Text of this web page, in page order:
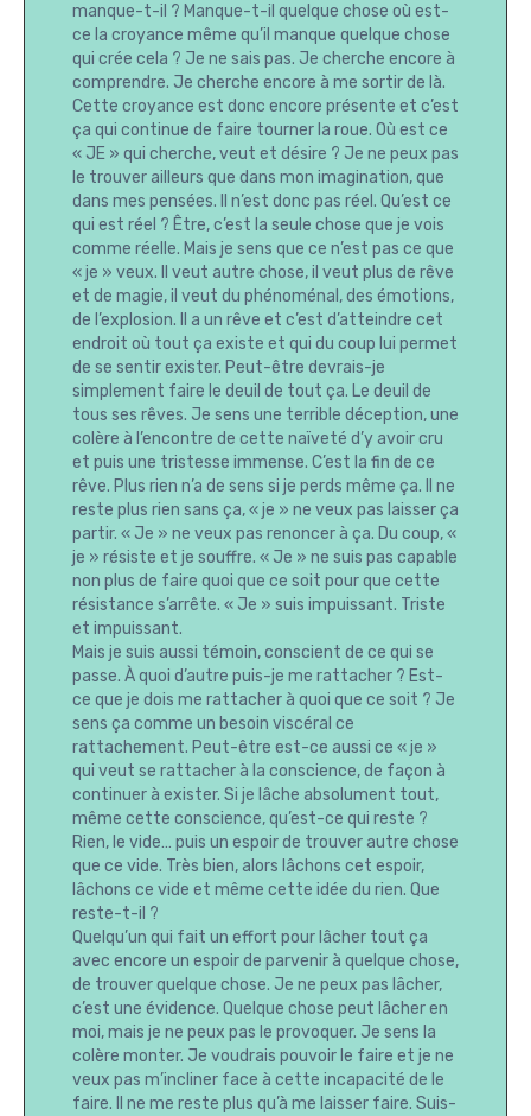
manque-t-il ? Manque-t-il quelque chose où est-
ce la croyance même qu’il manque quelque chose
qui crée cela ? Je ne sais pas. Je cherche encore à
comprendre. Je cherche encore à me sortir de là.
Cette croyance est donc encore présente et c’est
ça qui continue de faire tourner la roue. Où est ce
« JE » qui cherche, veut et désire ? Je ne peux pas
le trouver ailleurs que dans mon imagination, que
dans mes pensées. Il n’est donc pas réel. Qu’est ce
qui est réel ? Être, c’est la seule chose que je vois
comme réelle. Mais je sens que ce n’est pas ce que
« je » veux. Il veut autre chose, il veut plus de rêve
et de magie, il veut du phénoménal, des émotions,
de l’explosion. Il a un rêve et c’est d’atteindre cet
endroit où tout ça existe et qui du coup lui permet
de se sentir exister. Peut-être devrais-je
simplement faire le deuil de tout ça. Le deuil de
tous ses rêves. Je sens une terrible déception, une
colère à l’encontre de cette naïveté d’y avoir cru
et puis une tristesse immense. C’est la fin de ce
rêve. Plus rien n’a de sens si je perds même ça. Il ne
reste plus rien sans ça, « je » ne veux pas laisser ça
partir. « Je » ne veux pas renoncer à ça. Du coup, «
je » résiste et je souffre. « Je » ne suis pas capable
non plus de faire quoi que ce soit pour que cette
résistance s’arrête. « Je » suis impuissant. Triste
et impuissant.
Mais je suis aussi témoin, conscient de ce qui se
passe. À quoi d’autre puis-je me rattacher ? Est-
ce que je dois me rattacher à quoi que ce soit ? Je
sens ça comme un besoin viscéral ce
rattachement. Peut-être est-ce aussi ce « je »
qui veut se rattacher à la conscience, de façon à
continuer à exister. Si je lâche absolument tout,
même cette conscience, qu’est-ce qui reste ?
Rien, le vide… puis un espoir de trouver autre chose
que ce vide. Très bien, alors lâchons cet espoir,
lâchons ce vide et même cette idée du rien. Que
reste-t-il ?
Quelqu’un qui fait un effort pour lâcher tout ça
avec encore un espoir de parvenir à quelque chose,
de trouver quelque chose. Je ne peux pas lâcher,
c’est une évidence. Quelque chose peut lâcher en
moi, mais je ne peux pas le provoquer. Je sens la
colère monter. Je voudrais pouvoir le faire et je ne
veux pas m’incliner face à cette incapacité de le
faire. Il ne me reste plus qu’à me laisser faire. Suis-